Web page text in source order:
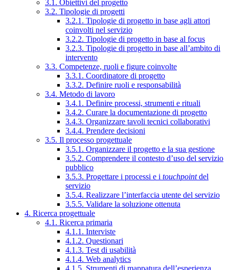
3.1. Obiettivi del progetto
3.2. Tipologie di progetti
3.2.1. Tipologie di progetto in base agli attori
coinvolti nel servizio
3.2.2. Tipologie di progetto in base al focus
3.2.3. Tipologie di progetto in base all’ambito di
intervento
3.3. Competenze, ruoli e figure coinvolte
3.3.1. Coordinatore di progetto
3.3.2. Definire ruoli e responsabilità
3.4. Metodo di lavoro
3.4.1. Definire processi, strumenti e rituali
3.4.2. Curare la documentazione di progetto
3.4.3. Organizzare tavoli tecnici collaborativi
3.4.4. Prendere decisioni
3.5. Il processo progettuale
3.5.1. Organizzare il progetto e la sua gestione
3.5.2. Comprendere il contesto d’uso del servizio
pubblico
3.5.3. Progettare i processi e i touchpointdel
servizio
3.5.4. Realizzare l’interfaccia utente del servizio
3.5.5. Validare la soluzione ottenuta
4. Ricerca progettuale
4.1. Ricerca primaria
4.1.1. Interviste
4.1.2. Questionari
4.1.3. Test di usabilità
4.1.4. Web analytics
4.1.5. Strumenti di mappatura dell’esperienza